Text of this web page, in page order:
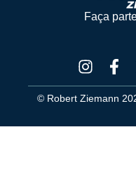
Faça
© Robert Ziemann